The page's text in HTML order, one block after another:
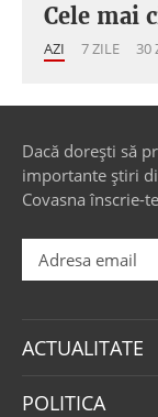
Cele mai
AZI 7 ZILE 30
Dacă dorești să
importante știri
Covasna înscrie-
ACTUALITATE
POLITICA